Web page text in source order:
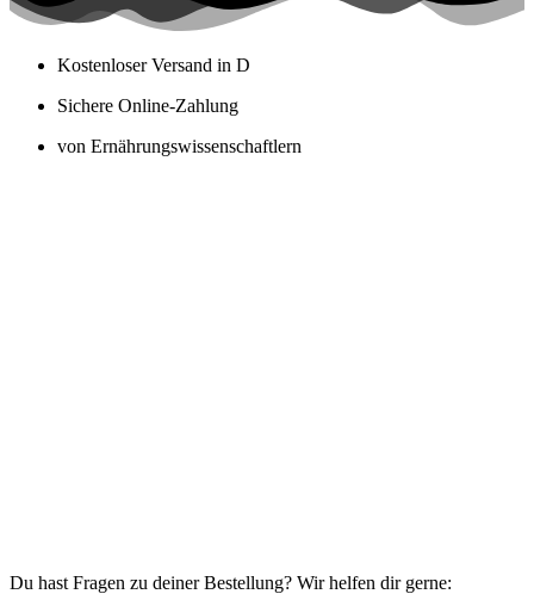
Kostenloser Versand in D
Sichere Online-Zahlung
von Ernährungswissenschaftlern
Du hast Fragen zu deiner Bestellung? Wir helfen dir gerne: